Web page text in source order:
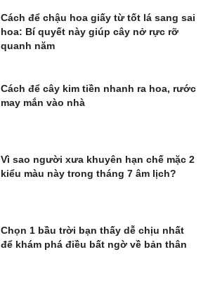
Cách để chậu hoa giấy từ tốt lá sang sai
hoa: Bí quyết này giúp cây nở rực rỡ
quanh năm
Cách để cây kim tiền nhanh ra hoa, rước
may mắn vào nhà
Vì sao người xưa khuyên hạn chế mặc 2
kiểu màu này trong tháng 7 âm lịch?
Chọn 1 bầu trời bạn thấy dễ chịu nhất
để khám phá điều bất ngờ về bản thân